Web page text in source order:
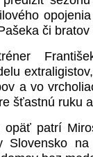
či
tréner
a vo
šťastnú ruku
opäť patrí
Slovensko